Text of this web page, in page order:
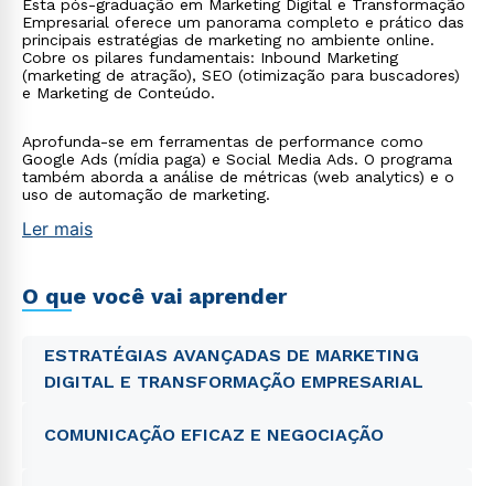
Esta pós-graduação em Marketing Digital e Transformação
Empresarial oferece um panorama completo e prático das
principais estratégias de marketing no ambiente online.
Cobre os pilares fundamentais: Inbound Marketing
(marketing de atração), SEO (otimização para buscadores)
e Marketing de Conteúdo.
Aprofunda-se em ferramentas de performance como
Google Ads (mídia paga) e Social Media Ads. O programa
também aborda a análise de métricas (web analytics) e o
uso de automação de marketing.
Ler mais
O que você vai aprender
ESTRATÉGIAS AVANÇADAS DE MARKETING
DIGITAL E TRANSFORMAÇÃO EMPRESARIAL
COMUNICAÇÃO EFICAZ E NEGOCIAÇÃO